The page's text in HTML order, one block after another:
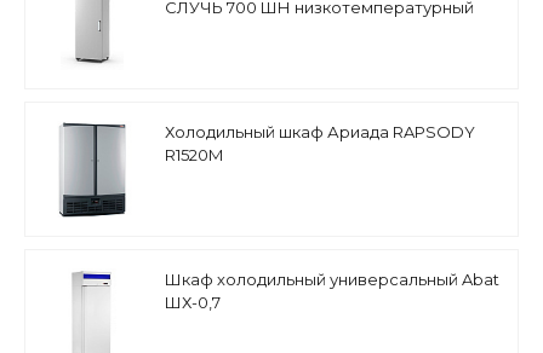
СЛУЧЬ 700 ШН низкотемпературный
Холодильный шкаф Ариада RAPSODY
R1520M
Шкаф холодильный универсальный Abat
ШХ-0,7